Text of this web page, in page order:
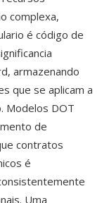
complexa,
é código de
armazenando
que se aplicam a
Modelos DOT
de
contratos
é
Uma